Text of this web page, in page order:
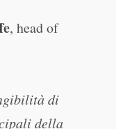
, head of
di
della